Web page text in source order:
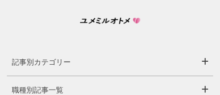
記事別カテゴリー
職種別記事一覧